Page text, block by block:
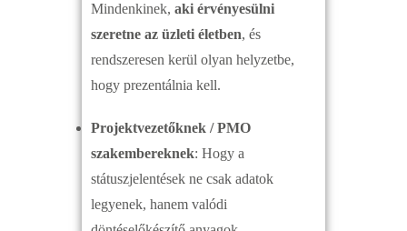
Mindenkinek, aki érvényesülni
szeretne az üzleti életben, és
rendszeresen kerül olyan helyzetbe,
hogy prezentálnia kell.
Projektvezetőknek / PMO
szakembereknek: Hogy a
státuszjelentések ne csak adatok
legyenek, hanem valódi